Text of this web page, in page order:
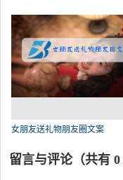
女朋友送礼物朋友圈文案
留言与评论（共有 0